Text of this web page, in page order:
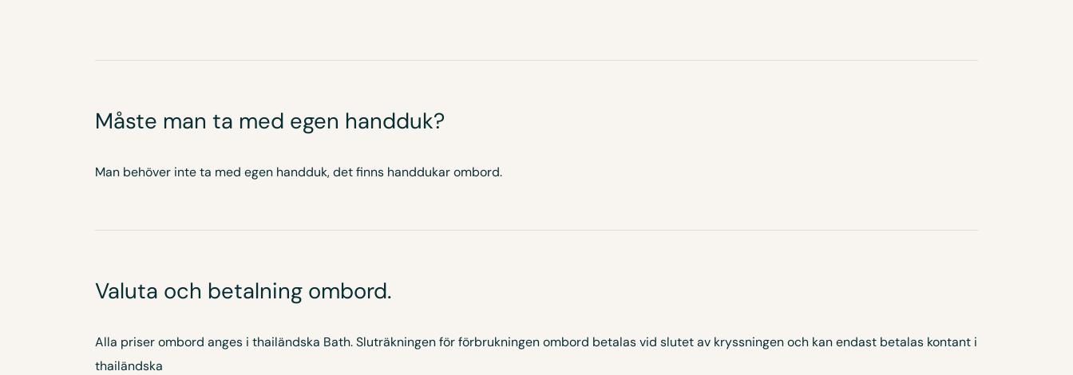
Måste man ta med egen handduk?
Man behöver inte ta med egen handduk, det finns handdukar ombord.
Valuta och betalning ombord.
Alla priser ombord anges i thailändska Bath. Sluträkningen för förbrukningen ombord betalas vid slutet av kryssningen och kan endast betalas kontant i
thailändska